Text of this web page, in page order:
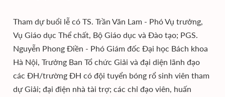
Tham dự buổi lễ có TS. Trần Văn Lam - Phó Vụ trưởng,
Vụ Giáo dục Thể chất, Bộ Giáo dục và Đào tạo; PGS.
Nguyễn Phong Điền - Phó Giám đốc Đại học Bách khoa
Hà Nội, Trưởng Ban Tổ chức Giải và đại diện lãnh đạo
các ĐH/trường ĐH có đội tuyển bóng rổ sinh viên tham
dự Giải; đại điện nhà tài trợ; các chỉ đạo viên, huấn